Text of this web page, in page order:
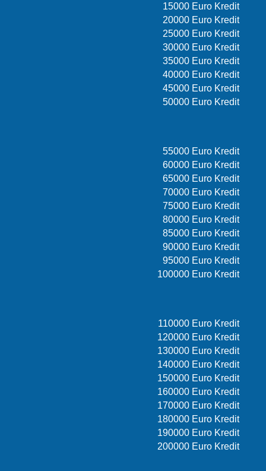
15000 Euro Kredit
20000 Euro Kredit
25000 Euro Kredit
30000 Euro Kredit
35000 Euro Kredit
40000 Euro Kredit
45000 Euro Kredit
50000 Euro Kredit
55000 Euro Kredit
60000 Euro Kredit
65000 Euro Kredit
70000 Euro Kredit
75000 Euro Kredit
80000 Euro Kredit
85000 Euro Kredit
90000 Euro Kredit
95000 Euro Kredit
100000 Euro Kredit
110000 Euro Kredit
120000 Euro Kredit
130000 Euro Kredit
140000 Euro Kredit
150000 Euro Kredit
160000 Euro Kredit
170000 Euro Kredit
180000 Euro Kredit
190000 Euro Kredit
200000 Euro Kredit